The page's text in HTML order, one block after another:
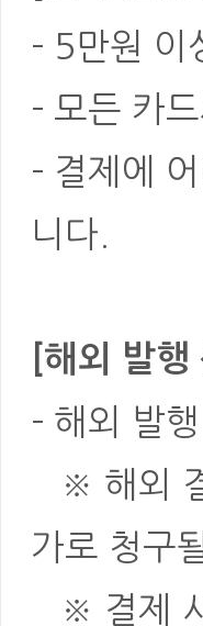
- 5만원 이
- 모든 카
- 결제에
니다.
[해외 발행
- 해외 발
※ 해외
가로 청구
※ 결제